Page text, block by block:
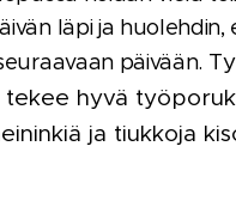
läpi ja huolehdin,
päivään.
tekee hyvä
ja tiukkoja